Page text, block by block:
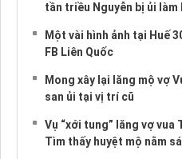
tần triều Nguyễn bị ủi làm
Một vài hình ảnh tại Huế
FB Liên Quốc
Mong xây lại lăng mộ vợ
san ủi tại vị trí cũ
Vụ “xới tung” lăng vợ vua
Tìm thấy huyệt mộ nằm